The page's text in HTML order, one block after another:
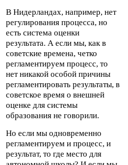
В Нидерландах, например, нет
регулирования процесса, но
есть система оценки
результата. А если мы, как в
советские времена, четко
регламентируем процесс, то
нет никакой особой причины
регламентировать результаты, в
советское время о внешней
оценке для системы
образования не говорили.
Но если мы одновременно
регламентируем и процесс, и
результат, то где место для